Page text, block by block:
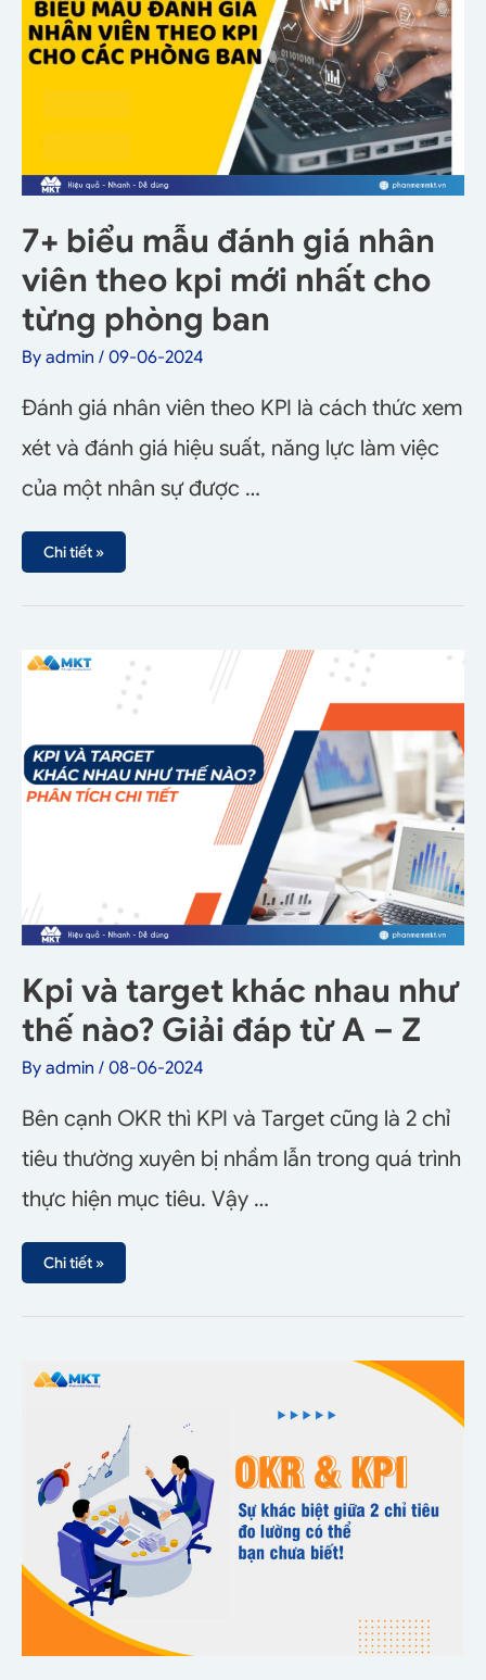
7+ biểu mẫu đánh giá nhân
viên theo kpi mới nhất cho
từng phòng ban
By admin / 09-06-2024
Đánh giá nhân viên theo KPI là cách thức xem
xét và đánh giá hiệu suất, năng lực làm việc
của một nhân sự được …
Chi tiết »
Kpi và target khác nhau như
thế nào? Giải đáp từ A – Z
By admin / 08-06-2024
Bên cạnh OKR thì KPI và Target cũng là 2 chỉ
tiêu thường xuyên bị nhầm lẫn trong quá trình
thực hiện mục tiêu. Vậy …
Chi tiết »